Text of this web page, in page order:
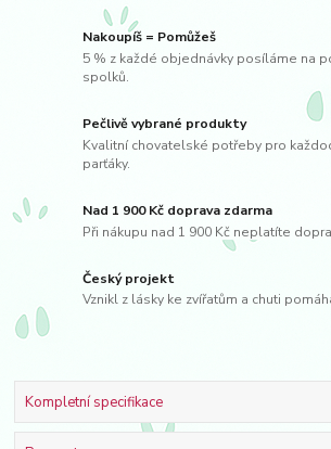
Nakoupíš = Pomůžeš
5 % z každé objednávky posíláme na
spolků.
Pečlivě vybrané produkty
Kvalitní chovatelské potřeby pro
parťáky.
Nad 1 900 Kč doprava zdarma
Při nákupu nad 1 900 Kč neplatíte
Český projekt
Vznikl z lásky ke zvířatům a chuti
Kompletní specifikace